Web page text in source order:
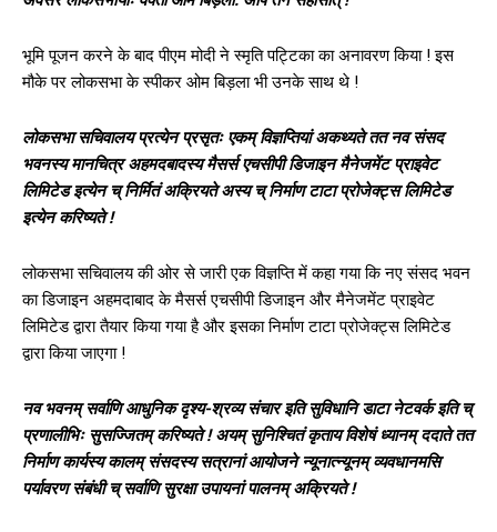
भूमि पूजन करने के बाद पीएम मोदी ने स्मृति पट्टिका का अनावरण किया ! इस
मौके पर लोकसभा के स्पीकर ओम बिड़ला भी उनके साथ थे !
लोकसभा सचिवालय प्रत्येन प्रसृतः एकम् विज्ञप्तियां अकथ्यते तत नव संसद
भवनस्य मानचित्र अहमदबादस्य मैसर्स एचसीपी डिजाइन मैनेजमेंट प्राइवेट
लिमिटेड इत्येन च् निर्मितं अक्रियते अस्य च् निर्माण टाटा प्रोजेक्ट्स लिमिटेड
इत्येन करिष्यते !
लोकसभा सचिवालय की ओर से जारी एक विज्ञप्ति में कहा गया कि नए संसद भवन
का डिजाइन अहमदाबाद के मैसर्स एचसीपी डिजाइन और मैनेजमेंट प्राइवेट
लिमिटेड द्वारा तैयार किया गया है और इसका निर्माण टाटा प्रोजेक्ट्स लिमिटेड
द्वारा किया जाएगा !
नव भवनम् सर्वाणि आधुनिक दृश्य-श्रव्य संचार इति सुविधानि डाटा नेटवर्क इति च्
प्रणालीभिः सुसज्जितम् करिष्यते ! अयम् सुनिश्चितं कृताय विशेषं ध्यानम् ददाते तत
निर्माण कार्यस्य कालम् संसदस्य सत्रानां आयोजने न्यूनात्न्यूनम् व्यवधानमसि
पर्यावरण संबंधी च् सर्वाणि सुरक्षा उपायनां पालनम् अक्रियते !